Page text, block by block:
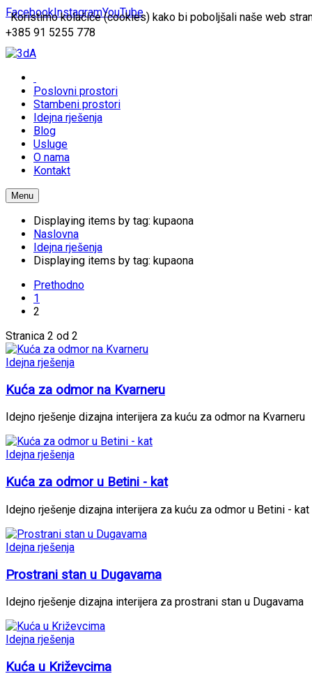
FacebookInstagramYouTube
+385 91 5255 778
Poslovni prostori
Stambeni prostori
Idejna rješenja
Blog
Usluge
O nama
Kontakt
Menu
Displaying items by tag: kupaona
Naslovna
Idejna rješenja
Displaying items by tag: kupaona
Prethodno
1
2
Stranica 2 od 2
Idejna rješenja
Kuća za odmor na Kvarneru
Idejno rješenje dizajna interijera za kuću za odmor na Kvarneru
Idejna rješenja
Kuća za odmor u Betini - kat
Idejno rješenje dizajna interijera za kuću za odmor u Betini - kat
Idejna rješenja
Prostrani stan u Dugavama
Idejno rješenje dizajna interijera za prostrani stan u Dugavama
Idejna rješenja
Kuća u Križevcima
Koristimo kolačiće (cookies) kako bi poboljšali naše web